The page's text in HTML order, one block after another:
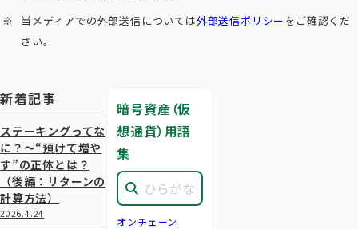
当メディアでの外部送信については外部送信ポリシー をご確認くだ
さい。
新着記事
ステーキングってな
に？～“預けて増や
す”の正体とは？
（後編：リターンの
計算方法）
2026.4.24
暗号資産（仮
想通貨）用語
集
オンチェーン